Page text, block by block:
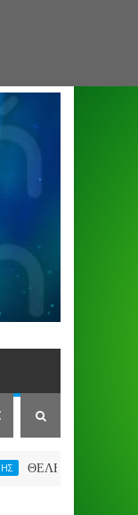
FORMAT O ΑΡΗΣ